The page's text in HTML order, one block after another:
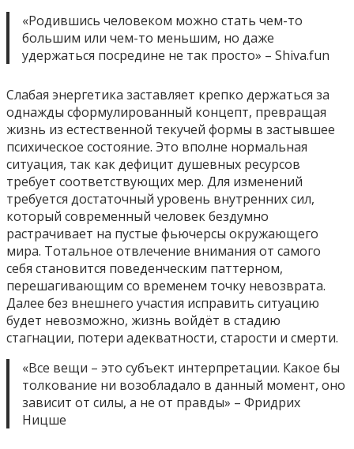
«Родившись человеком можно стать чем-то
большим или чем-то меньшим, но даже
удержаться посредине не так просто» – Shiva.fun
Слабая энергетика заставляет крепко держаться за
однажды сформулированный концепт, превращая
жизнь из естественной текучей формы в застывшее
психическое состояние. Это вполне нормальная
ситуация, так как дефицит душевных ресурсов
требует соответствующих мер. Для изменений
требуется достаточный уровень внутренних сил,
который современный человек бездумно
растрачивает на пустые фьючерсы окружающего
мира. Тотальное отвлечение внимания от самого
себя становится поведенческим паттерном,
перешагивающим со временем точку невозврата.
Далее без внешнего участия исправить ситуацию
будет невозможно, жизнь войдёт в стадию
стагнации, потери адекватности, старости и смерти.
«Все вещи – это субъект интерпретации. Какое бы
толкование ни возобладало в данный момент, оно
зависит от силы, а не от правды» – Фридрих
Ницше